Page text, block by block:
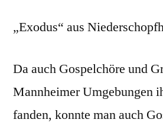
„Exodus“ aus
Da auch Gospelchöre und
Mannheimer Umgebungen
fanden, konnte man auch